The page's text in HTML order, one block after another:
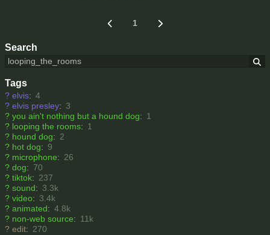
Search
Tags
? elvis: 4
? elvis presley: 3
? you ain't nothing but a hound dog: 1
? looping the rooms: 1
? hound dog: 2
? hot dog: 9
? microphone: 26
? dog: 70
? tiktok: 237
? sound: 3.3k
? video: 3.4k
? animated: 4.8k
? non-web source: 11k
? edit: 270
1